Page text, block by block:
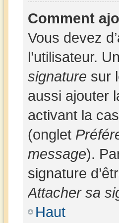
Comment
Vous devez
l’utilisateur.
signature sur
aussi ajouter
activant la
(onglet
message).
signature
Attacher sa
Haut